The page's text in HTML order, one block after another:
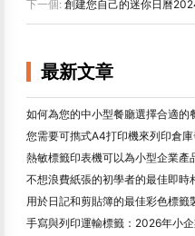
下一個: 創建您自己的迷你日曆
最新文章
如何為您的中小型餐廳選擇合適的
您需要可擕式A4打印機來列印倉
熱敏標籤印表機可以為小型企業產
不想浪費紙張的初學者的最佳即時
用於日記和剪貼簿的最佳彩色標
手寫與列印運輸標籤：2026年小